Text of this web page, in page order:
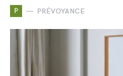
P PRÉVOYANCE